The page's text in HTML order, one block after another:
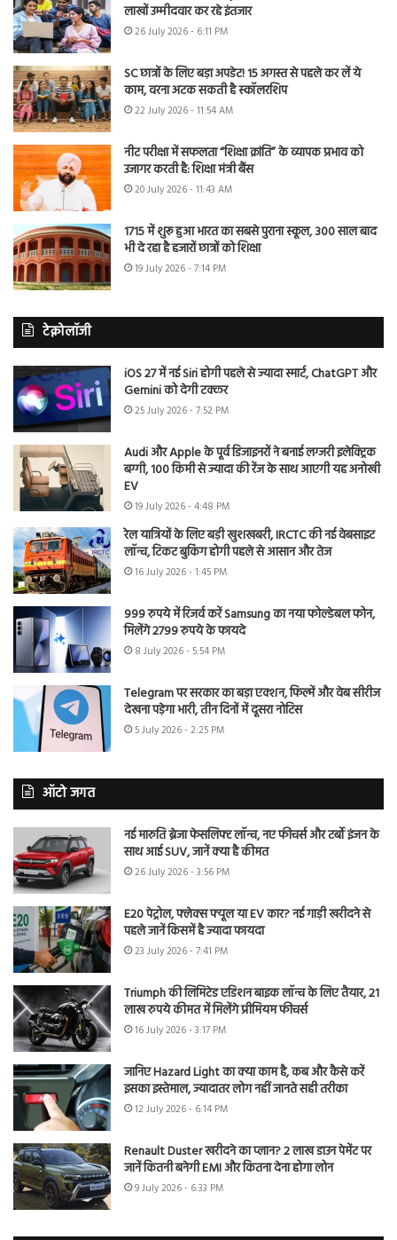
लाखों उम्मीदवार कर रहे इंतजार
26 July 2026 - 6:11 PM
SC छात्रों के लिए बड़ा अपडेट! 15 अगस्त से पहले कर लें ये
काम, वरना अटक सकती है स्कॉलरशिप
22 July 2026 - 11:54 AM
नीट परीक्षा में सफलता “शिक्षा क्रांति” के व्यापक प्रभाव को
उजागर करती है: शिक्षा मंत्री बैंस
20 July 2026 - 11:43 AM
1715 में शुरू हुआ भारत का सबसे पुराना स्कूल, 300 साल बाद
भी दे रहा है हजारों छात्रों को शिक्षा
19 July 2026 - 7:14 PM
टेक्नोलॉजी
iOS 27 में नई Siri होगी पहले से ज्यादा स्मार्ट, ChatGPT और
Gemini को देगी टक्कर
25 July 2026 - 7:52 PM
Audi और Apple के पूर्व डिजाइनरों ने बनाई लग्जरी इलेक्ट्रिक
बग्गी, 100 किमी से ज्यादा की रेंज के साथ आएगी यह अनोखी
EV
19 July 2026 - 4:48 PM
रेल यात्रियों के लिए बड़ी खुशखबरी, IRCTC की नई वेबसाइट
लॉन्च, टिकट बुकिंग होगी पहले से आसान और तेज
16 July 2026 - 1:45 PM
999 रुपये में रिजर्व करें Samsung का नया फोल्डेबल फोन,
मिलेंगे 2799 रुपये के फायदे
8 July 2026 - 5:54 PM
Telegram पर सरकार का बड़ा एक्शन, फिल्में और वेब सीरीज
देखना पड़ेगा भारी, तीन दिनों में दूसरा नोटिस
5 July 2026 - 2:25 PM
ऑटो जगत
नई मारुति ब्रेजा फेसलिफ्ट लॉन्च, नए फीचर्स और टर्बो इंजन के
साथ आई SUV, जानें क्या है कीमत
26 July 2026 - 3:56 PM
E20 पेट्रोल, फ्लेक्स फ्यूल या EV कार? नई गाड़ी खरीदने से
पहले जानें किसमें है ज्यादा फायदा
23 July 2026 - 7:41 PM
Triumph की लिमिटेड एडिशन बाइक लॉन्च के लिए तैयार, 21
लाख रुपये कीमत में मिलेंगे प्रीमियम फीचर्स
16 July 2026 - 3:17 PM
जानिए Hazard Light का क्या काम है, कब और कैसे करें
इसका इस्तेमाल, ज्यादातर लोग नहीं जानते सही तरीका
12 July 2026 - 6:14 PM
Renault Duster खरीदने का प्लान? 2 लाख डाउन पेमेंट पर
जानें कितनी बनेगी EMI और कितना देना होगा लोन
9 July 2026 - 6:33 PM